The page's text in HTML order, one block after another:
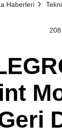
Haberleri